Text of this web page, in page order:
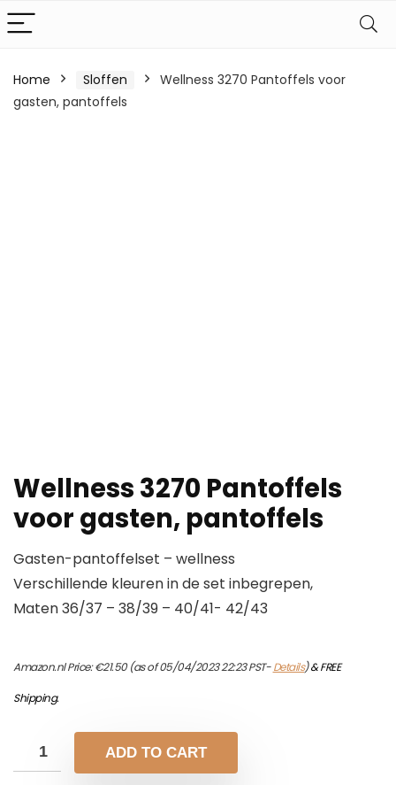
Home Sloffen
Wellness 3270 Pantoffels voor
gasten, pantoffels
Wellness 3270 Pantoffels
voor gasten, pantoffels
Gasten-pantoffelset – wellness
Verschillende kleuren in de set inbegrepen,
Maten 36/37 – 38/39 – 40/41- 42/43
Amazon.nl Price:€21.50(as of 05/04/2023 22:23 PST-Details)&FREE
Shipping.
ADD TO CART